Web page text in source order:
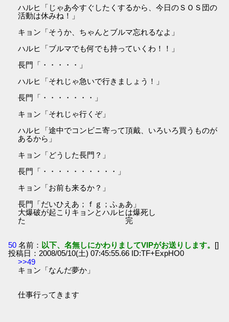
ハルヒ「じゃあ今すぐしたくするから、今日のＳＯＳ団の
活動は休みね！」
キョン「そうか、ちゃんとブルマ忘れるなよ」
ハルヒ「ブルマでも何でも持っていくわ！！」
長門「・・・・・」
ハルヒ「それじゃ急いで行きましょう！」
長門「・・・・・・・」
キョン「それじゃ行くぞ」
ハルヒ「途中でコンビニ寄って頂戴、いろいろ買うものが
あるから」
キョン「どうした長門？」
長門「・・・・・・・・・・」
キョン「お前も来るか？」
長門「だいひえあ；ｆｇ；ふぁあ」
大爆破が起こりキョンとハルヒは爆死し
た 完
50 名前： 以下、名無しにかわりましてVIPがお送りします。 []
投稿日：2008/05/10(土) 07:45:55.66 ID:TF+ExpHO0
>>49
キョン「なんだ夢か」
仕事行ってきます